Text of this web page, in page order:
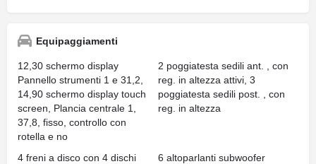
Equipaggiamenti
12,30 schermo display
Pannello strumenti 1 e 31,2,
14,90 schermo display touch
screen, Plancia centrale 1,
37,8, fisso, controllo con
rotella e no
2 poggiatesta sedili ant. , con
reg. in altezza attivi, 3
poggiatesta sedili post. , con
reg. in altezza
4 freni a disco con 4 dischi
6 altoparlanti subwoofer